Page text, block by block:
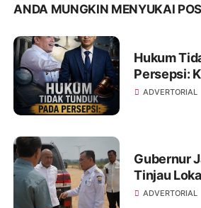
ANDA MUNGKIN MENYUKAI
Hukum
Persepsi:
Monopoli
ADVERTORIAL
Gubernur
Tinjau
Sekolah
ADVERTORIAL